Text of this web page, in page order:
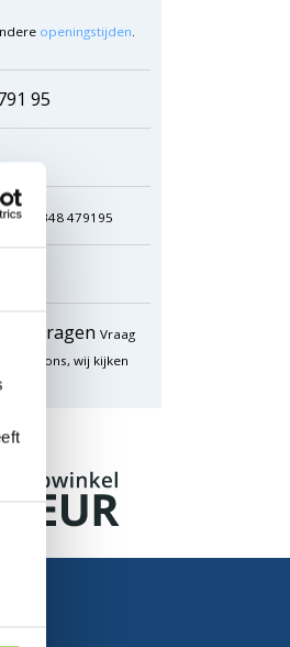
openingstijden.
95
0348 479195
aanvragen Vraag
op bij ons, wij kijken